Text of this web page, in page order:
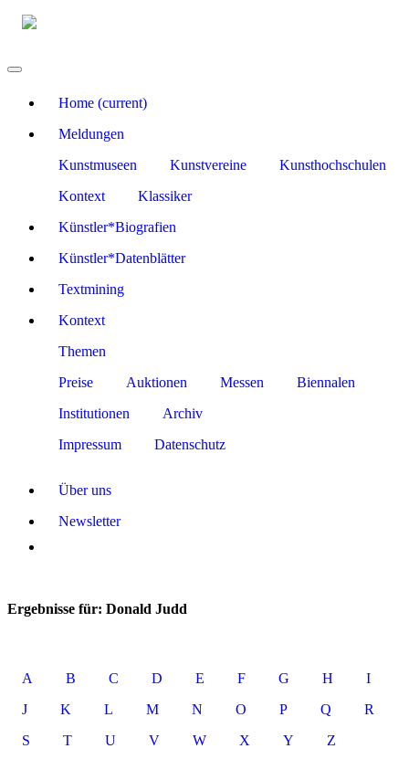
Home (current)
Meldungen
Kunstmuseen
Kunstvereine
Kunsthochschulen
Kontext
Klassiker
Künstler*Biografien
Künstler*Datenblätter
Textmining
Kontext
Themen
Preise
Auktionen Messen
Biennalen
Institutionen
Archiv
Impressum
Datenschutz
Über uns
Newsletter
Ergebnisse für: Donald Judd
A B C D E F G H
I
J
K L M N O P Q
R
S
T U V W X Y Z